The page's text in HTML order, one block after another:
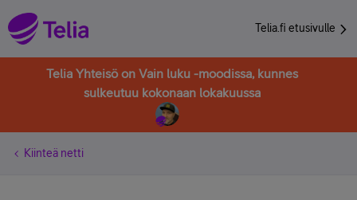
Telia.fi etusivulle
Telia Yhteisö on Vain luku -moodissa, kunnes
sulkeutuu kokonaan lokakuussa
Kiinteä netti